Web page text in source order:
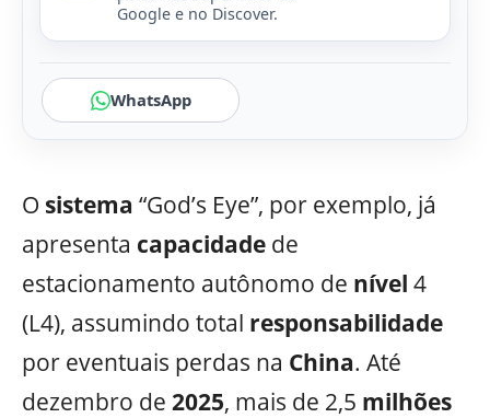
Google e no Discover.
WhatsApp
O sistema “God’s Eye”, por exemplo, já
apresenta capacidade de
estacionamento autônomo de nível 4
(L4), assumindo total responsabilidade
por eventuais perdas na China. Até
dezembro de 2025, mais de 2,5 milhões